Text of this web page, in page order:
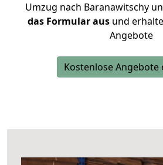
Umzug nach Baranawitschy
das Formular ausund
Angebote
Kostenlose Angebote